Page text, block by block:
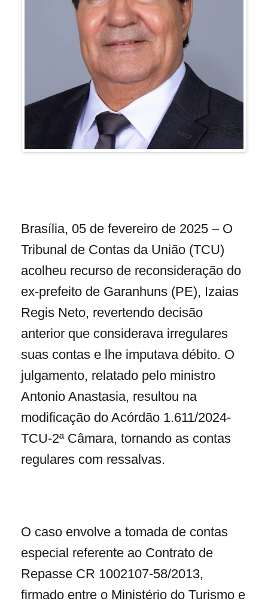
Brasília, 05 de fevereiro de 2025 – O
Tribunal de Contas da União (TCU)
acolheu recurso de reconsideração do
ex-prefeito de Garanhuns (PE), Izaias
Regis Neto, revertendo decisão
anterior que considerava irregulares
suas contas e lhe imputava débito. O
julgamento, relatado pelo ministro
Antonio Anastasia, resultou na
modificação do Acórdão 1.611/2024-
TCU-2ª Câmara, tornando as contas
regulares com ressalvas.
O caso envolve a tomada de contas
especial referente ao Contrato de
Repasse CR 1002107-58/2013,
firmado entre o Ministério do Turismo e